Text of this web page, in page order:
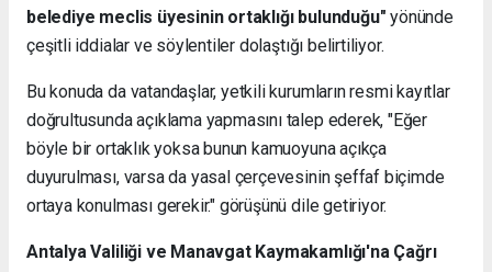
belediye meclis üyesinin ortaklığı bulunduğu" yönünde
çeşitli iddialar ve söylentiler dolaştığı belirtiliyor.
Bu konuda da vatandaşlar, yetkili kurumların resmi kayıtlar
doğrultusunda açıklama yapmasını talep ederek, "Eğer
böyle bir ortaklık yoksa bunun kamuoyuna açıkça
duyurulması, varsa da yasal çerçevesinin şeffaf biçimde
ortaya konulması gerekir." görüşünü dile getiriyor.
Antalya Valiliği ve Manavgat Kaymakamlığı'na Çağrı